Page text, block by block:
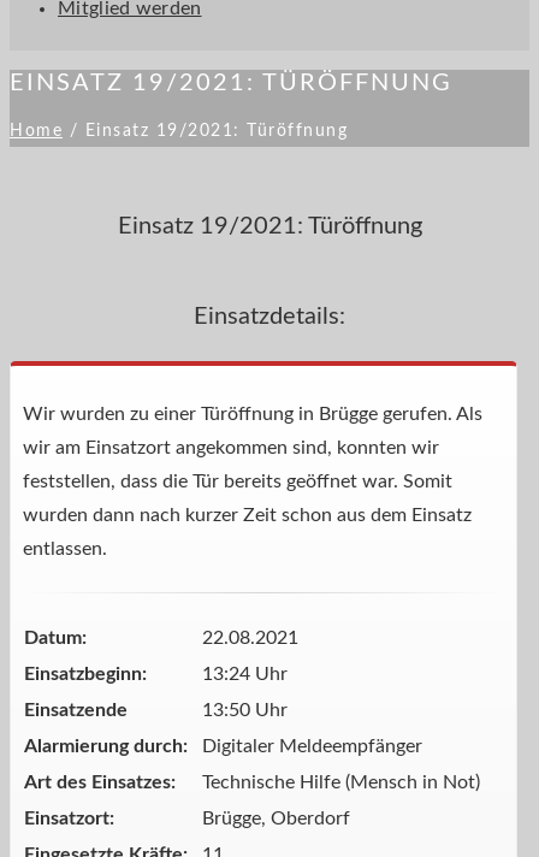
Mitglied werden
EINSATZ 19/2021: TÜRÖFFNUNG
Home / Einsatz 19/2021: Türöffnung
Einsatz 19/2021: Türöffnung
Einsatzdetails:
Wir wurden zu einer Türöffnung in Brügge gerufen. Als
wir am Einsatzort angekommen sind, konnten wir
feststellen, dass die Tür bereits geöffnet war. Somit
wurden dann nach kurzer Zeit schon aus dem Einsatz
entlassen.
Datum:
22.08.2021
Einsatzbeginn:
13:24 Uhr
Einsatzende
13:50 Uhr
Alarmierung durch:
Digitaler Meldeempfänger
Art des Einsatzes:
Technische Hilfe (Mensch in Not)
Einsatzort:
Brügge, Oberdorf